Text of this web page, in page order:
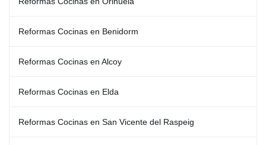
Reformas Cocinas en Benidorm
Reformas Cocinas en Alcoy
Reformas Cocinas en Elda
Reformas Cocinas en San Vicente del Raspeig